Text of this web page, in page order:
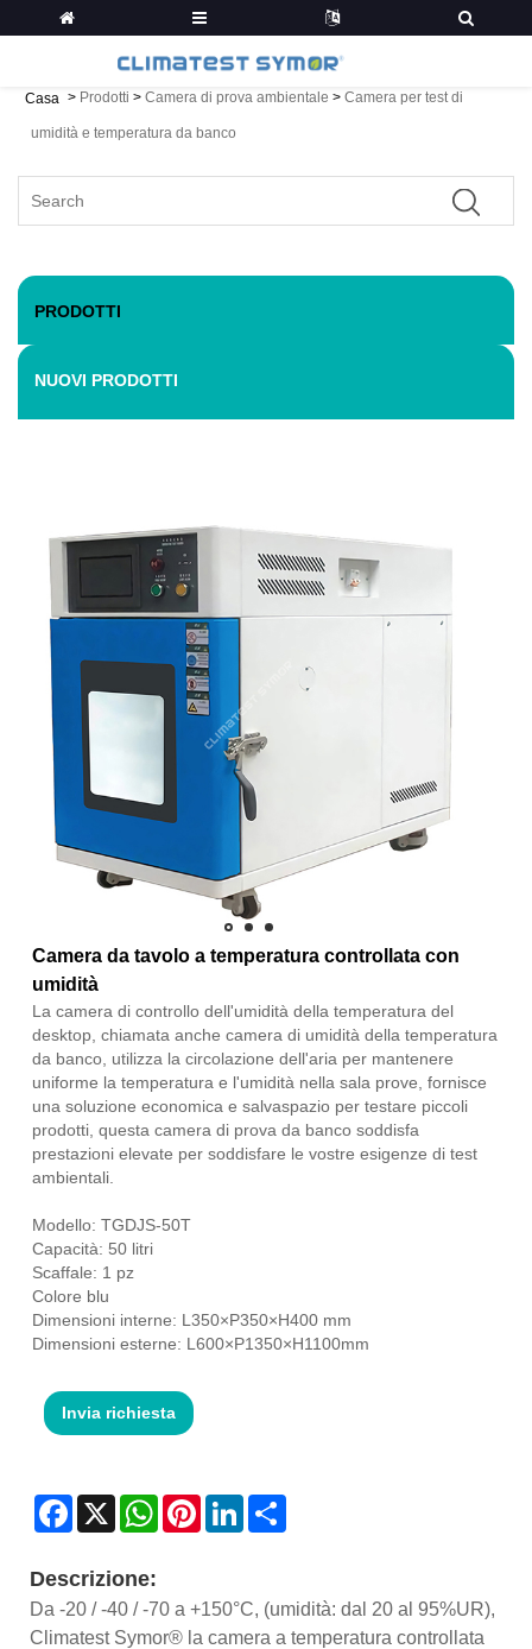
Casa > Prodotti > Camera di prova ambientale > Camera per test di
umidità e temperatura da banco
PRODOTTI
NUOVI PRODOTTI
Camera da tavolo a temperatura controllata con
umidità
La camera di controllo dell'umidità della temperatura del
desktop, chiamata anche camera di umidità della temperatura
da banco, utilizza la circolazione dell'aria per mantenere
uniforme la temperatura e l'umidità nella sala prove, fornisce
una soluzione economica e salvaspazio per testare piccoli
prodotti, questa camera di prova da banco soddisfa
prestazioni elevate per soddisfare le vostre esigenze di test
ambientali.
Modello: TGDJS-50T
Capacità: 50 litri
Scaffale: 1 pz
Colore blu
Dimensioni interne: L350×P350×H400 mm
Dimensioni esterne: L600×P1350×H1100mm
Invia richiesta
Facebook
X WhatsAppPinterestLinkedIn
Descrizione:
Da -20 / -40 / -70 a +150°C, (umidità: dal 20 al 95%UR),
Climatest Symor® la camera a temperatura controllata